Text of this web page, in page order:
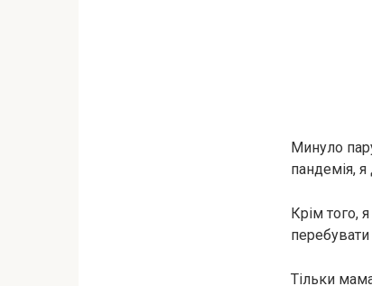
Минуло
пандемія, я
Крім того,
Тільки